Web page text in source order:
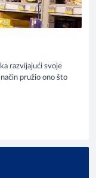
razvijajući svoje
pružio ono što